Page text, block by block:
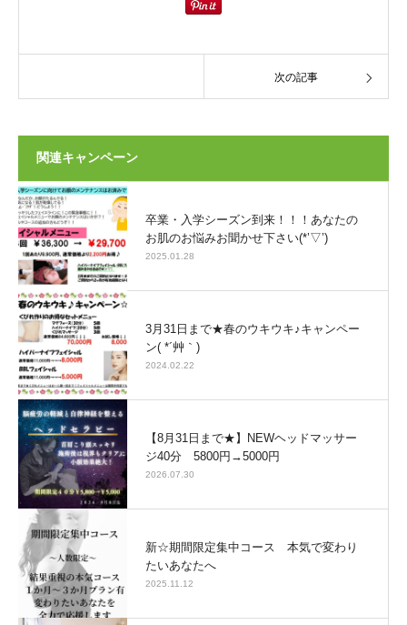
次の記事
関連キャンペーン
卒業・入学シーズン到来！！！あなたの
お肌のお悩みお聞かせ下さい(*’▽’)
2025.01.28
3月31日まで★春のウキウキ♪キャンペー
ン( *´艸｀)
2024.02.22
【8月31日まで★】NEWヘッドマッサー
ジ40分 5800円→5000円
2026.07.30
新☆期間限定集中コース 本気で変わり
たいあなたへ
2025.11.12